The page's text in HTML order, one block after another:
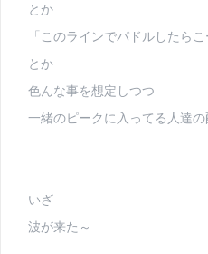
とか
「このラインでパドルしたらこ
とか
色んな事を想定しつつ
一緒のピークに入ってる人達の
いざ
波が来た～